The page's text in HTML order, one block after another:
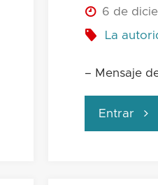
6 de
La
– Mensaje
Entrar